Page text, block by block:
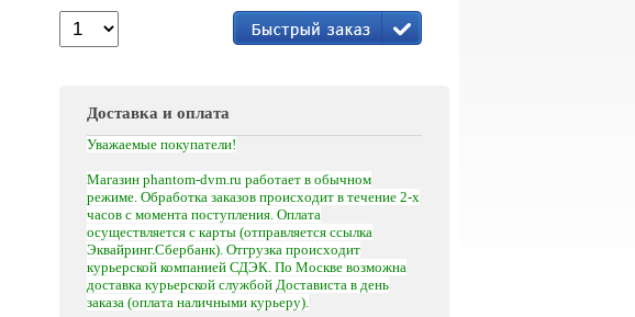
Доставка и оплата
Уважаемые покупатели!
Магазин phantom-dvm.ru работает в обычном
режиме. Обработка заказов происходит в течение 2-х
часов с момента поступления. Оплата
осуществляется с карты (отправляется ссылка
Эквайринг.Сбербанк). Отгрузка происходит
курьерской компанией СДЭК. По Москве возможна
доставка курьерской службой Достависта в день
заказа (оплата наличными курьеру).